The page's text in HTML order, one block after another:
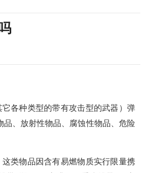
各种类型的带有攻击型的武器）弹
、放射性物品、腐蚀性物品、危险
类物品因含有易燃物质实行限量携